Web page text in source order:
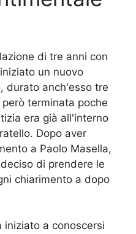
di tre anni con
un nuovo
durato anch'esso tre
terminata poche
era già all'interno
Dopo aver
a Paolo Masella,
di prendere le
chiarimento a dopo
a conoscersi